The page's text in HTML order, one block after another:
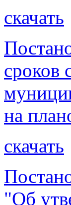
скачать
сроков
на
скачать
"Об